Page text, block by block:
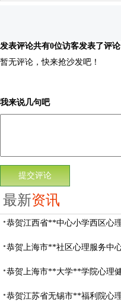
发表评论共有0位访客发表了评论
暂无评论，快来抢沙发吧！
我来说几句吧
最新资讯